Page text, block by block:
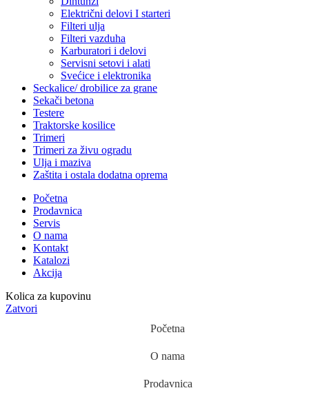
Električni delovi I starteri
Filteri ulja
Filteri vazduha
Karburatori i delovi
Servisni setovi i alati
Svećice i elektronika
Seckalice/ drobilice za grane
Sekači betona
Testere
Traktorske kosilice
Trimeri
Trimeri za živu ogradu
Ulja i maziva
Zaštita i ostala dodatna oprema
Početna
Prodavnica
Servis
O nama
Kontakt
Katalozi
Akcija
Kolica za kupovinu
Zatvori
Početna
O nama
Prodavnica